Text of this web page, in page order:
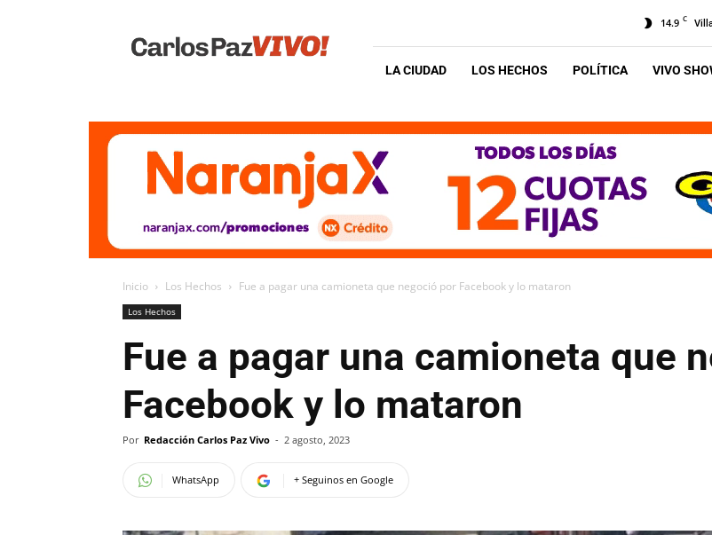
Vivo
14.9 C
LA CIUDAD LOS HECHOS POLÍTICA VIVO
Inicio Los Hechos Fue a pagar una camioneta que negoció por Facebook y lo mataron
Los Hechos
Fue a pagar una camioneta que
Facebook y lo mataron
Por Redacción Carlos Paz Vivo - 2 agosto, 2023
WhatsApp + Seguinos en Google